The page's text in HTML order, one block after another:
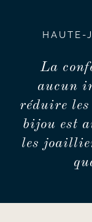
HAUTE-
La
aucun
réduire les
bijou est
les